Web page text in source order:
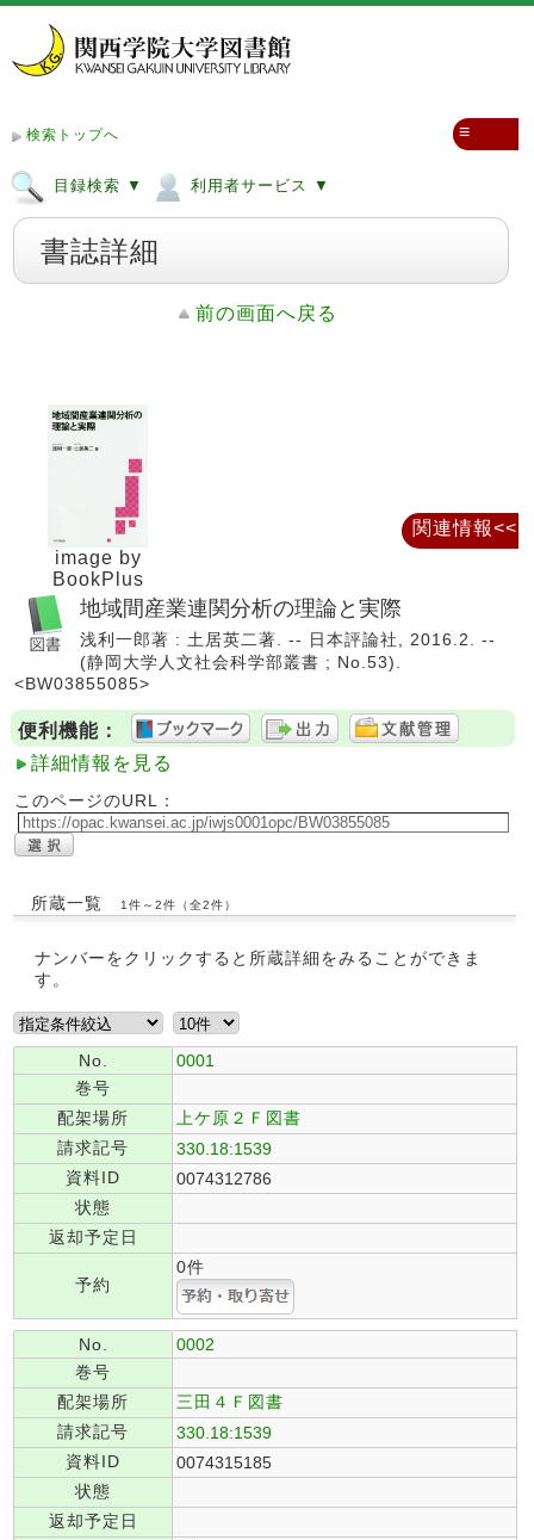
検索トップへ
目録検索 ▼ 利用者サービス ▼
≡
書誌詳細
前の画面へ戻る
image by
BookPlus
地域間産業連関分析の理論と実際
浅利一郎著 : 土居英二著. -- 日本評論社, 2016.2. --
(静岡大学人文社会科学部叢書 ; No.53).
<BW03855085>
便利機能：
詳細情報を見る
このページのURL：
所蔵一覧 1件～2件（全2件）
ナンバーをクリックすると所蔵詳細をみることができま
す。
No.
0001
巻号
配架場所
上ケ原２Ｆ図書
請求記号
330.18:1539
資料ID
0074312786
状態
返却予定日
予約
0件
No.
0002
巻号
配架場所
三田４Ｆ図書
請求記号
330.18:1539
資料ID
0074315185
状態
返却予定日
関連情報<<